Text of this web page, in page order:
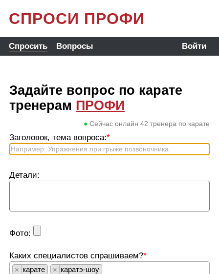
СПРОСИ ПРОФИ
Спросить Вопросы Войти
Задайте вопрос по карате
тренерам ПРОФИ
● Сейчас онлайн 42 тренера по карате
Заголовок, тема вопроса:*
Детали:
Фото:
Каких специалистов спрашиваем?*
× карате × каратэ-шоу